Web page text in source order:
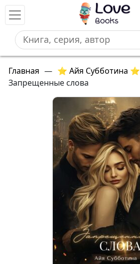
Главная — ⭐ Айя Субботина ⭐
Запрещенные слова